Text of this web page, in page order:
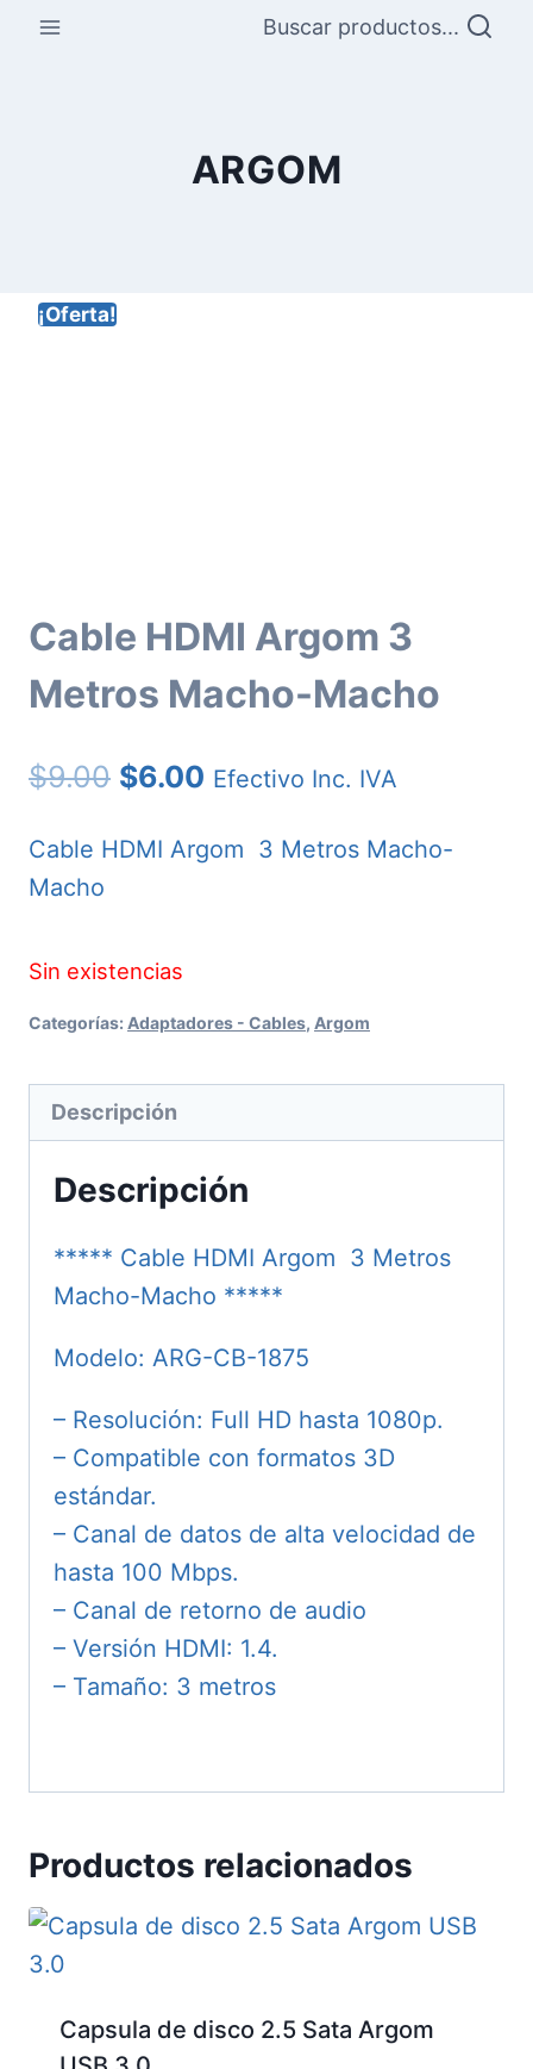
Saltar
Buscar productos...
ARGOM
¡Oferta!
Cable HDMI Argom 3
Metros Macho-Macho
$9.00 El
original
$9.00.
$6.00 El
actual
Efectivo Inc. IVA
Cable HDMI Argom 3 Metros Macho-
Macho
Sin existencias
Categorías: Adaptadores - Cables, Argom
Descripción
Descripción
***** Cable HDMI Argom 3 Metros
Macho-Macho *****
Modelo: ARG-CB-1875
– Resolución: Full HD hasta 1080p.
– Compatible con formatos 3D
estándar.
– Canal de datos de alta velocidad de
hasta 100 Mbps.
– Canal de retorno de audio
– Versión HDMI: 1.4.
– Tamaño: 3 metros
Productos relacionados
Capsula de disco 2.5 Sata Argom